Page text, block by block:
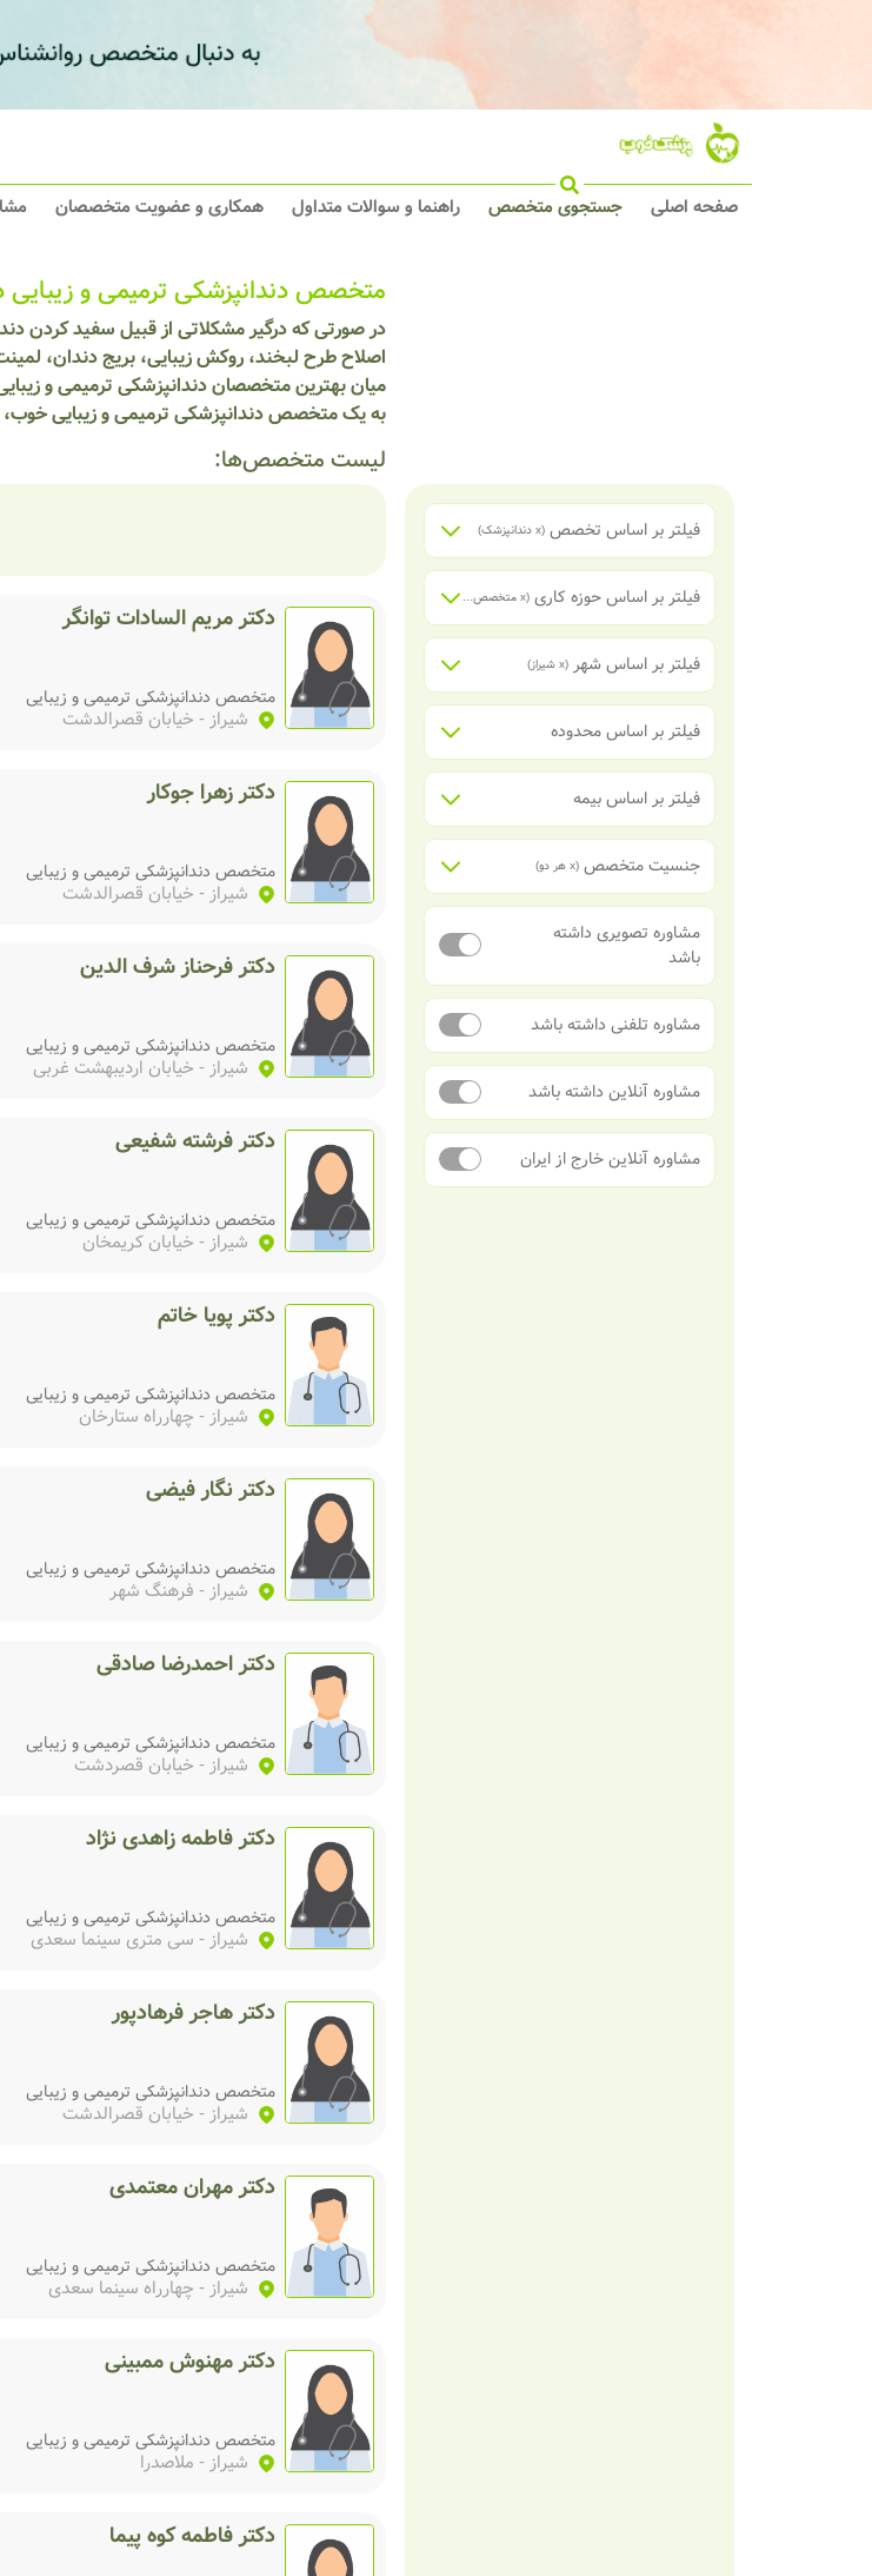
صفحه اصلی جستجوی متخصص راهنما و سوالات متداول همکاری و عضویت متخصصان
متخصص دندانپزشکی ترمیمی و زیبایی
در صورتی که درگیر مشکلاتی از قبیل سفید کردن
اصلاح طرح لبخند، روکش زیبایی، بریج دندان،
میان بهترین متخصصان دندانپزشکی ترمیمی و
به یک متخصص دندانپزشکی ترمیمی و زیبایی خوب،
لیست متخصص‌ها:
فیلتر بر اساس تخصص (x دندانپزشک)
فیلتر بر اساس حوزه کاری (x متخصص دندانپزشکی ترمیمی و زیبایی
فیلتر بر اساس شهر (x شیراز)
فیلتر بر اساس محدوده
فیلتر بر اساس بیمه
جنسیت متخصص (x هر دو)
مشاوره تصویری داشته
باشد
مشاوره تلفنی داشته باشد
مشاوره آنلاین داشته باشد
مشاوره آنلاین خارج از ایران
دکتر مریم السادات توانگر
متخصص دندانپزشکی ترمیمی و زیبایی
شیراز- خیابان قصرالدشت
دکتر زهرا جوکار
متخصص دندانپزشکی ترمیمی و زیبایی
شیراز- خیابان قصرالدشت
دکتر فرحناز شرف الدین
متخصص دندانپزشکی ترمیمی و زیبایی
شیراز- خیابان اردیبهشت غربی
دکتر فرشته شفیعی
متخصص دندانپزشکی ترمیمی و زیبایی
شیراز- خیابان کریمخان
دکتر پویا خاتم
متخصص دندانپزشکی ترمیمی و زیبایی
شیراز- چهارراه ستارخان
دکتر نگار فیضی
متخصص دندانپزشکی ترمیمی و زیبایی
شیراز- فرهنگ شهر
دکتر احمدرضا صادقی
متخصص دندانپزشکی ترمیمی و زیبایی
شیراز- خیابان قصردشت
دکتر فاطمه زاهدی نژاد
متخصص دندانپزشکی ترمیمی و زیبایی
شیراز- سی متری سینما سعدی
دکتر هاجر فرهادپور
متخصص دندانپزشکی ترمیمی و زیبایی
شیراز- خیابان قصرالدشت
دکتر مهران معتمدی
متخصص دندانپزشکی ترمیمی و زیبایی
شیراز- چهارراه سینما سعدی
دکتر مهنوش ممبینی
متخصص دندانپزشکی ترمیمی و زیبایی
شیراز- ملاصدرا
دکتر فاطمه کوه پیما